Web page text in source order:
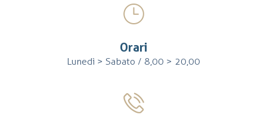
Orari
Lunedì > Sabato / 8,00 > 20,00